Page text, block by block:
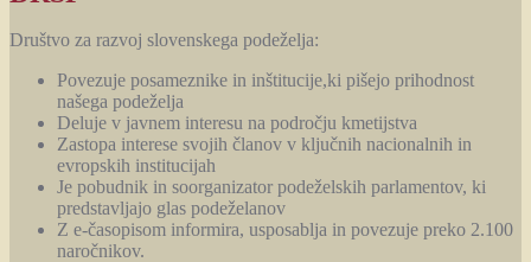
Društvo za razvoj slovenskega podeželja:
Povezuje posameznike in inštitucije,ki pišejo prihodnost
našega podeželja
Deluje v javnem interesu na področju kmetijstva
Zastopa interese svojih članov v ključnih nacionalnih in
evropskih institucijah
Je pobudnik in soorganizator podeželskih parlamentov, ki
predstavljajo glas podeželanov
Z e-časopisom informira, usposablja in povezuje preko 2.100
naročnikov.